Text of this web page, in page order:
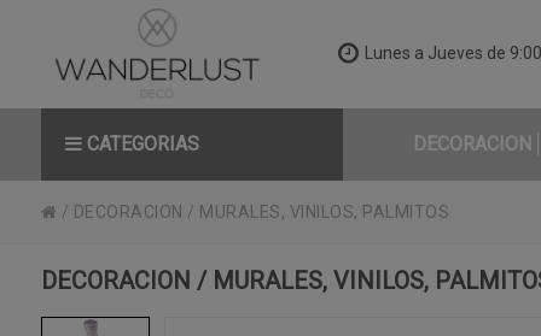
Lunes a Jueves de
CATEGORIAS DECORACION
/ DECORACION / MURALES, VINILOS, PALMITOS
DECORACION / MURALES, VINILOS,